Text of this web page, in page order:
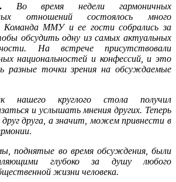
Во время недели гармоничных
отношений состоялось много
ММУ и ее гости собрались за
обсудить одну из самых актуальных
На встрече присутствовали
национальностей и конфессий, и это
разные точки зрения на обсуждаемые
нашего круглого стола получил
и услышать мнения других. Теперь
друга, а значит, можем привнести в
.
поднятые во время обсуждения, были
глубоко за душу любого
жизни человека.